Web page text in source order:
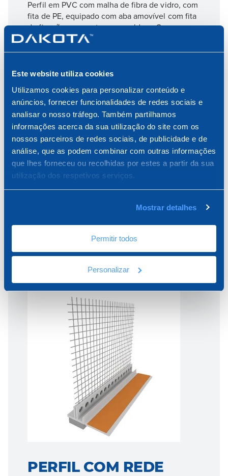
Este website utiliza cookies
Utilizamos cookies para personalizar conteúdo e
anúncios, fornecer funcionalidades de redes sociais e
analisar o nosso tráfego. Também partilhamos
informações acerca da sua utilização do site com os
nossos parceiros de redes sociais, de publicidade e de
análise, que as podem combinar com outras informações
que lhes forneceu ou recolhidas por estes a partir da sua
utilização dos respetivos serviços.
Mostrar detalhes
Permitir todos
Personalizar
Perfil em PVC com malha de fibra de vidro, com
fita de PE, equipado com aba amovível com fita
de fixação para proteger a moldura. Cumpre a
Norma UNI 1175:2018 CLASSE 3D.
Para mais detalhes acesse a ficha do produto
Ir para a ficha do produto
ARTIGOS:
CAR40-1490
PERFIL COM REDE